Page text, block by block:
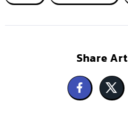
Share